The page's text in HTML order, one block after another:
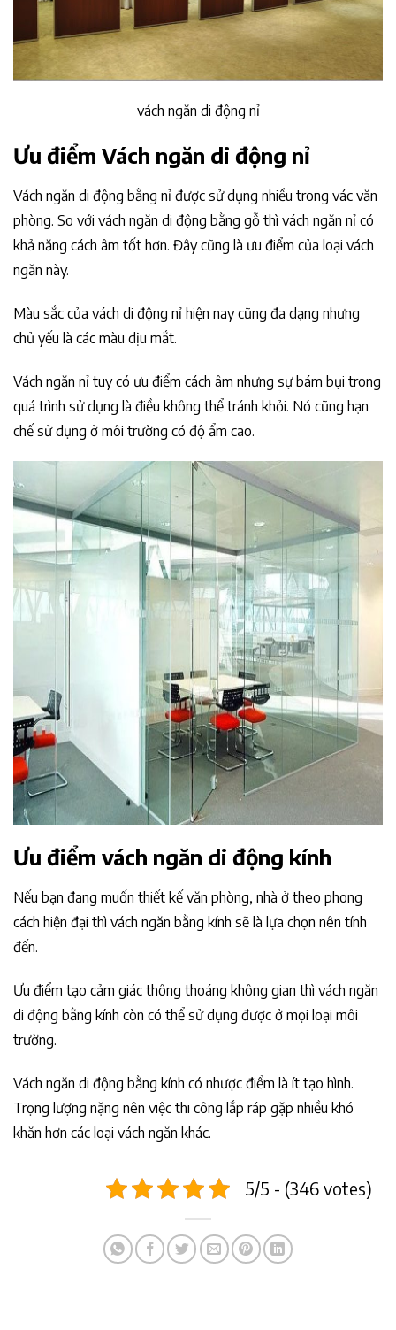
vách ngăn di động nỉ
Ưu điểm Vách ngăn di động nỉ
Vách ngăn di động bằng nỉ được sử dụng nhiều trong vác văn
phòng. So với vách ngăn di động bằng gỗ thì vách ngăn nỉ có
khả năng cách âm tốt hơn. Đây cũng là ưu điểm của loại vách
ngăn này.
Màu sắc của vách di động nỉ hiện nay cũng đa dạng nhưng
chủ yếu là các màu dịu mắt.
Vách ngăn nỉ tuy có ưu điểm cách âm nhưng sự bám bụi trong
quá trình sử dụng là điều không thể tránh khỏi. Nó cũng hạn
chế sử dụng ở môi trường có độ ẩm cao.
Ưu điểm vách ngăn di động kính
Nếu bạn đang muốn thiết kế văn phòng, nhà ở theo phong
cách hiện đại thì vách ngăn bằng kính sẽ là lựa chọn nên tính
đến.
Ưu điểm tạo cảm giác thông thoáng không gian thì vách ngăn
di động bằng kính còn có thể sử dụng được ở mọi loại môi
trường.
Vách ngăn di động bằng kính có nhược điểm là ít tạo hình.
Trọng lượng nặng nên việc thi công lắp ráp gặp nhiều khó
khăn hơn các loại vách ngăn khác.
5/5 - (346 votes)